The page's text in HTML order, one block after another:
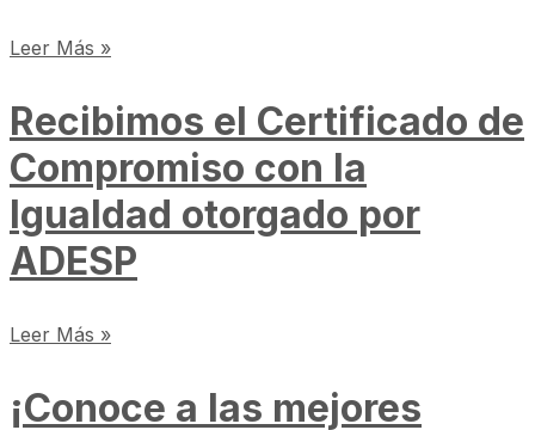
Leer Más »
Recibimos el Certificado de
Compromiso con la
Igualdad otorgado por
ADESP
Leer Más »
¡Conoce a las mejores